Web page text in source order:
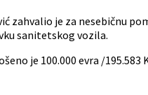
zahvalio je za nesebičnu
sanitetskog vozila.
je 100.000 evra /195.583